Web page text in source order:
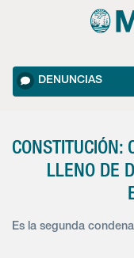
DENUNCIAS
CONSTITUCIÓN:
LLENO DE
Es la segunda